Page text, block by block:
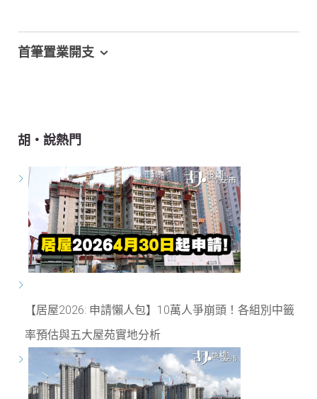
首筆置業開支
胡‧說熱門
【居屋2026: 申請懶人包】10萬人爭崩頭！各組別中籤
率預估與五大屋苑實地分析